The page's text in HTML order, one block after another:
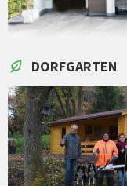
DORFGARTEN